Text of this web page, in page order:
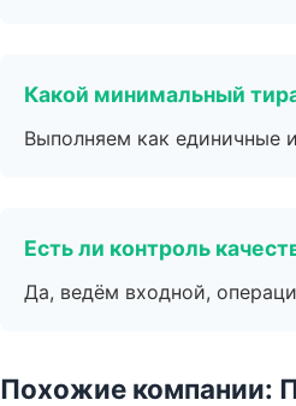
Какой минимальный
Выполняем как единичные
Есть ли контроль
Да, ведём входной,
Похожие компании: